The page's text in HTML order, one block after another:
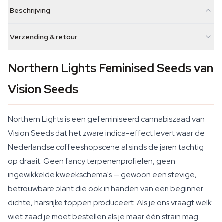
Beschrijving
Verzending & retour
Northern Lights Feminised Seeds van
Vision Seeds
Northern Lights is een gefeminiseerd cannabiszaad van
Vision Seeds dat het zware indica-effect levert waar de
Nederlandse coffeeshopscene al sinds de jaren tachtig
op draait. Geen fancy terpenenprofielen, geen
ingewikkelde kweekschema's — gewoon een stevige,
betrouwbare plant die ook in handen van een beginner
dichte, harsrijke toppen produceert. Als je ons vraagt welk
wiet zaad je moet bestellen als je maar één strain mag